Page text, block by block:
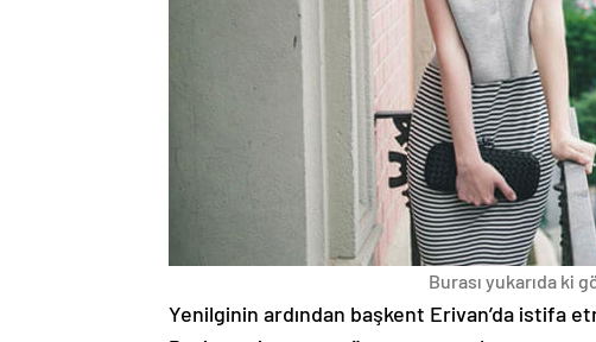
Burası yukarıda ki
Yenilginin ardından başkent Erivan’da istifa